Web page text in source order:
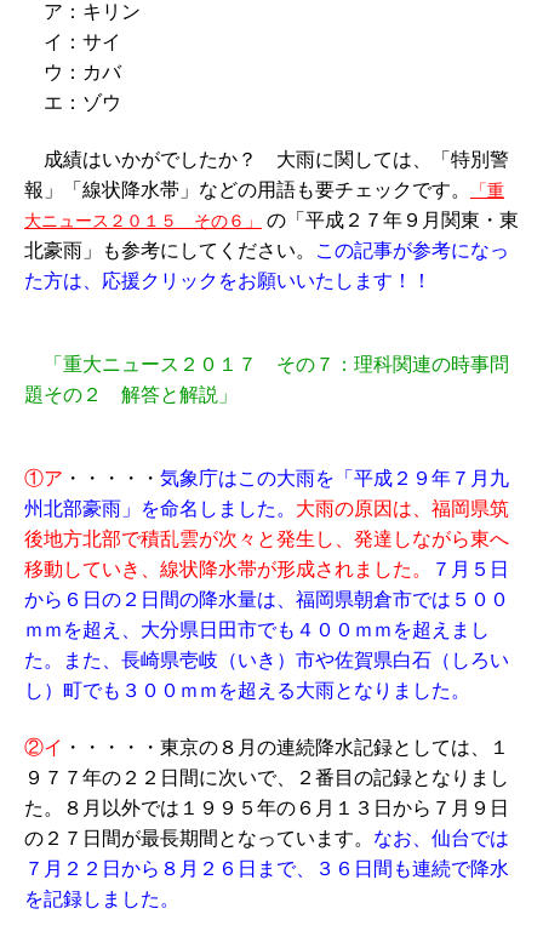
ア：キリン
イ：サイ
ウ：カバ
エ：ゾウ
成績はいかがでしたか？ 大雨に関しては、「特別警
報」「線状降水帯」などの用語も要チェックです。
「重
大ニュース２０１５ その６」
の「平成２７年９月関東・東
北豪雨」も参考にしてください。
この記事が参考になっ
た方は、応援クリックをお願いいたします！！
「重大ニュース２０１７ その７：理科関連の時事問
題その２ 解答と解説」
①ア ・・・・・ 気象庁はこの大雨を「平成２９年７月九
州北部豪雨」を命名しました。 大雨の原因は、福岡県筑
後地方北部で積乱雲が次々と発生し、発達しながら東へ
移動していき、線状降水帯が形成されました。
７月５日
から６日の２日間の降水量は、福岡県朝倉市では５００
ｍｍを超え、大分県日田市でも４００ｍｍを超えまし
た。また、長崎県壱岐（いき）市や佐賀県白石（しろい
し）町でも３００ｍｍを超える大雨となりました。
②イ ・・・・・ 東京の８月の連続降水記録としては、１
９７７年の２２日間に次いで、２番目の記録となりまし
た。８月以外では１９９５年の６月１３日から７月９日
の２７日間が最長期間となっています。 なお、仙台では
７月２２日から８月２６日まで、３６日間も連続で降水
を記録しました。